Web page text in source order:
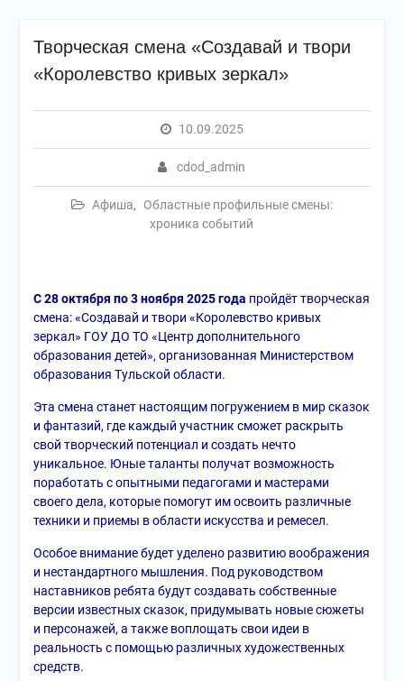
Творческая смена «Создавай и твори
«Королевство кривых зеркал»
10.09.2025
cdod_admin
Афиша,
Областные профильные смены:
хроника событий
С 28 октября по 3 ноября 2025 года пройдёт творческая
смена: «Создавай и твори «Королевство кривых
зеркал» ГОУ ДО ТО «Центр дополнительного
образования детей», организованная Министерством
образования Тульской области.
Эта смена станет настоящим погружением в мир сказок
и фантазий, где каждый участник сможет раскрыть
свой творческий потенциал и создать нечто
уникальное. Юные таланты получат возможность
поработать с опытными педагогами и мастерами
своего дела, которые помогут им освоить различные
техники и приемы в области искусства и ремесел.
Особое внимание будет уделено развитию воображения
и нестандартного мышления. Под руководством
наставников ребята будут создавать собственные
версии известных сказок, придумывать новые сюжеты
и персонажей, а также воплощать свои идеи в
реальность с помощью различных художественных
средств.